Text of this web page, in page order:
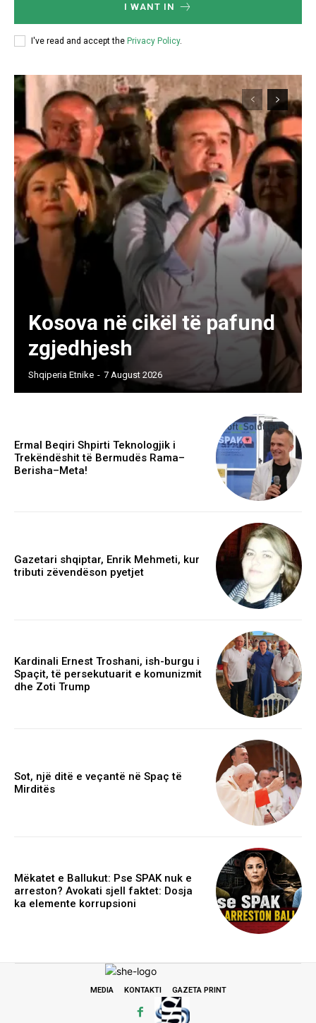
I WANT IN
I've read and accept the Privacy Policy.
Kosova në cikël të pafund
zgjedhjesh
Shqiperia Etnike - 7 August 2026
Ermal Beqiri Shpirti Teknologjik i
Trekëndëshit të Bermudës Rama–
Berisha–Meta!
Gazetari shqiptar, Enrik Mehmeti, kur
tributi zëvendëson pyetjet
Kardinali Ernest Troshani, ish-burgu i
Spaçit, të persekutuarit e komunizmit
dhe Zoti Trump
Sot, një ditë e veçantë në Spaç të
Mirditës
Mëkatet e Ballukut: Pse SPAK nuk e
arreston? Avokati sjell faktet: Dosja
ka elemente korrupsioni
MEDIA KONTAKTI GAZETA PRINT